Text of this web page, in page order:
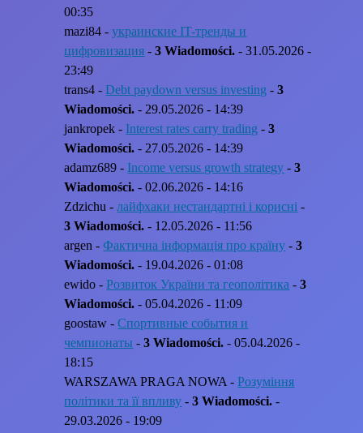
00:35
mazi84 -украинские IT-тренды и
цифровизация -3 Wiadomości. - 31.05.2026 -
23:49
trans4 -Debt paydown versus investing -3
Wiadomości. - 29.05.2026 - 14:39
jankropek - Interest rates carry trading -3
Wiadomości. - 27.05.2026 - 14:39
adamz689 - Income versus growth strategy -3
Wiadomości. - 02.06.2026 - 14:16
Zdzichu -лайфхаки нестандартні і корисні -
3 Wiadomości. - 12.05.2026 - 11:56
argen -Фактична інформація про країну -3
Wiadomości. - 19.04.2026 - 01:08
ewido -Розвиток України та геополітика -3
Wiadomości. - 05.04.2026 - 11:09
goostaw -Спортивные события и
чемпионаты -3 Wiadomości. - 05.04.2026 -
18:15
WARSZAWA PRAGA NOWA -Розуміння
політики та її впливу -3 Wiadomości. -
29.03.2026 - 19:09